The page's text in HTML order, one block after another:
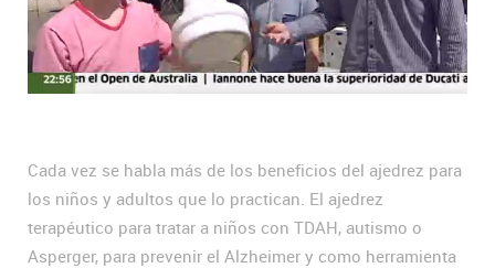
Cada vez se habla más de los beneficios del ajedrez para
los niños y adultos que lo practican. El ajedrez
terapéutico para tratar a niños con TDAH, autismo o
Asperger, para prevenir el Alzheimer y como herramienta